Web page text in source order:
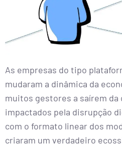
As empresas do tipo
mudaram a dinâmica da
muitos gestores a saírem da
impactados pela disrupção
com o formato linear dos
criaram um verdadeiro